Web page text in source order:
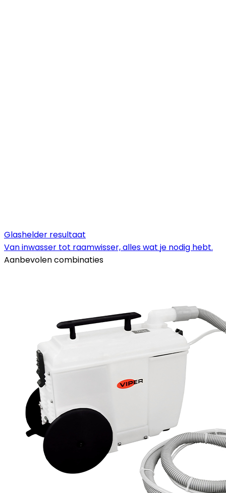
Glashelder resultaat
Van inwasser tot raamwisser, alles wat je nodig hebt.
Aanbevolen combinaties